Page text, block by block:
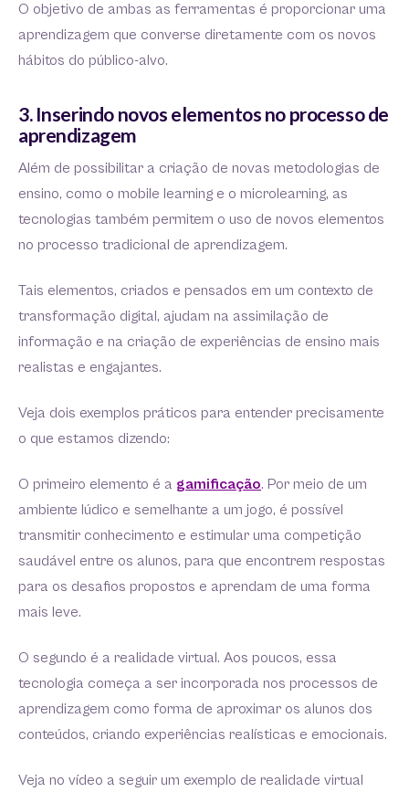
O objetivo de ambas as ferramentas é proporcionar uma
aprendizagem que converse diretamente com os novos
hábitos do público-alvo.
3. Inserindo novos elementos no processo de
aprendizagem
Além de possibilitar a criação de novas metodologias de
ensino, como o mobile learning e o microlearning, as
tecnologias também permitem o uso de novos elementos
no processo tradicional de aprendizagem.
Tais elementos, criados e pensados em um contexto de
transformação digital, ajudam na assimilação de
informação e na criação de experiências de ensino mais
realistas e engajantes.
Veja dois exemplos práticos para entender precisamente
o que estamos dizendo:
O primeiro elemento é a gamificação. Por meio de um
ambiente lúdico e semelhante a um jogo, é possível
transmitir conhecimento e estimular uma competição
saudável entre os alunos, para que encontrem respostas
para os desafios propostos e aprendam de uma forma
mais leve.
O segundo é a realidade virtual. Aos poucos, essa
tecnologia começa a ser incorporada nos processos de
aprendizagem como forma de aproximar os alunos dos
conteúdos, criando experiências realísticas e emocionais.
Veja no vídeo a seguir um exemplo de realidade virtual